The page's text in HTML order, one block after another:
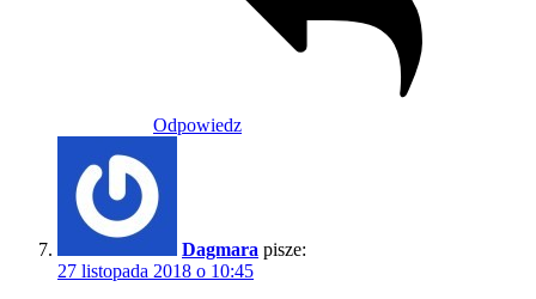
Odpowiedz
Dagmara pisze:
27 listopada 2018 o 10:45